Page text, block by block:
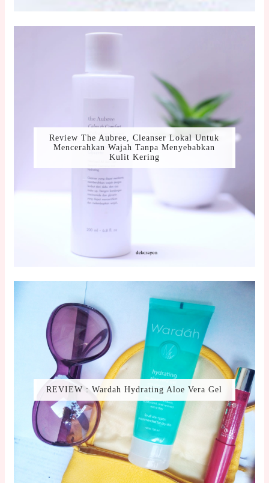
Review The Aubree, Cleanser Lokal Untuk
Mencerahkan Wajah Tanpa Menyebabkan
Kulit Kering
REVIEW : Wardah Hydrating Aloe Vera Gel